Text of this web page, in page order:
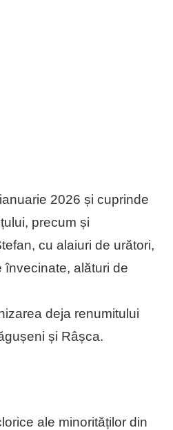
2026 și cuprinde
precum și
cu alaiuri de urători,
învecinate, alături de
deja renumitului
și Râșca.
ale minorităților din